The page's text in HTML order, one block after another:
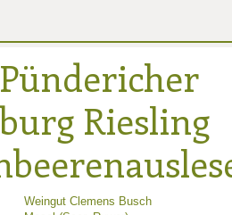
Riesling
Weingut Clemens Busch